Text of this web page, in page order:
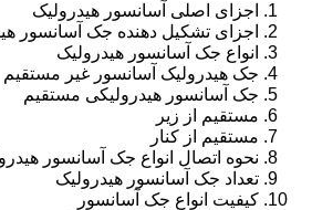
اجزای اصلی آسانسور هیدرولیک
اجزای تشکیل دهنده جک آسانسور
انواع جک آسانسور هیدرولیک
جک هیدرولیک آسانسور غیر مستقیم
جک آسانسور هیدرولیکی مستقیم
مستقیم از زیر
مستقیم از کنار
نحوه اتصال انواع جک آسانسور
تعداد جک آسانسور هیدرولیک
کیفیت انواع جک آسانسور